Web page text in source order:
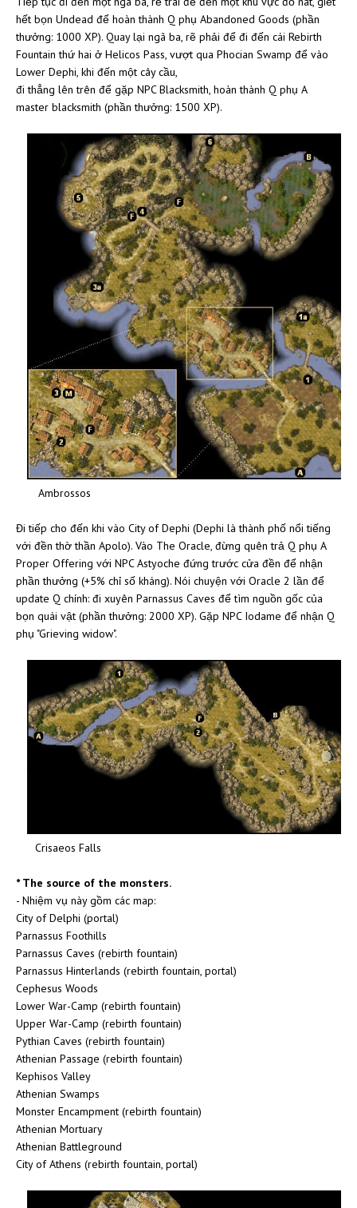
hết bọn Undead để hoàn thành Q phụ Abandoned Goods (phần
thưởng: 1000 XP). Quay lại ngã ba, rẽ phải để đi đến cái Rebirth
Fountain thứ hai ở Helicos Pass, vượt qua Phocian Swamp để vào
Lower Dephi, khi đến một cây cầu,
đi thẳng lên trên để gặp NPC Blacksmith, hoàn thành Q phụ A
master blacksmith (phần thưởng: 1500 XP).
Ambrossos
Đi tiếp cho đến khi vào City of Dephi (Dephi là thành phố nổi tiếng
với đền thờ thần Apolo). Vào The Oracle, đừng quên trả Q phụ A
Proper Offering với NPC Astyoche đứng trước cửa đền để nhận
phần thưởng (+5% chỉ số kháng). Nói chuyện với Oracle 2 lần để
update Q chính: đi xuyên Parnassus Caves để tìm nguồn gốc của
bọn quái vật (phần thưởng: 2000 XP). Gặp NPC Iodame để nhận Q
phụ "Grieving widow".
Crisaeos Falls
* The source of the monsters.
- Nhiệm vụ này gồm các map:
City of Delphi (portal)
Parnassus Foothills
Parnassus Caves (rebirth fountain)
Parnassus Hinterlands (rebirth fountain, portal)
Cephesus Woods
Lower War-Camp (rebirth fountain)
Upper War-Camp (rebirth fountain)
Pythian Caves (rebirth fountain)
Athenian Passage (rebirth fountain)
Kephisos Valley
Athenian Swamps
Monster Encampment (rebirth fountain)
Athenian Mortuary
Athenian Battleground
City of Athens (rebirth fountain, portal)